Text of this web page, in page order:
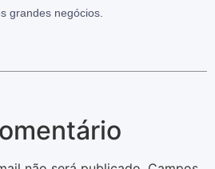
grandes negócios.